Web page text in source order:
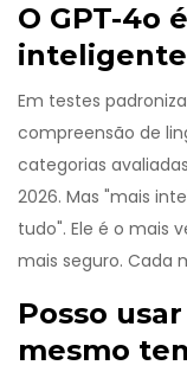
O GPT-4o
Em testes
compreensão de
categorias
2026. Mas "mais
tudo". Ele é o mais
mais seguro. Cada
Posso
mesmo